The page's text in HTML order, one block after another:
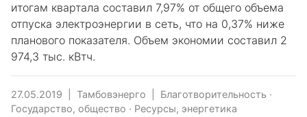
итогам квартала составил 7,97% от общего объема
отпуска электроэнергии в сеть, что на 0,37% ниже
планового показателя. Объем экономии составил 2
974,3 тыс. кВтч.
27.05.2019 Тамбовэнерго Благотворительность ·
Государство, общество · Ресурсы, энергетика